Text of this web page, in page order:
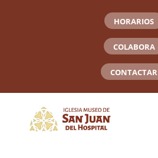
HORARIOS
COLABORA
CONTACTAR